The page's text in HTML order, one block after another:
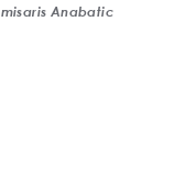
Anabatic